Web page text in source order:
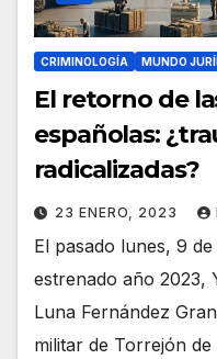
CRIMINOLOGÍA MUNDO
El retorno de
españolas:
radicalizadas?
23 ENERO, 2023
El pasado lunes, 9
estrenado año 2023,
Luna Fernández
militar de Torrejón